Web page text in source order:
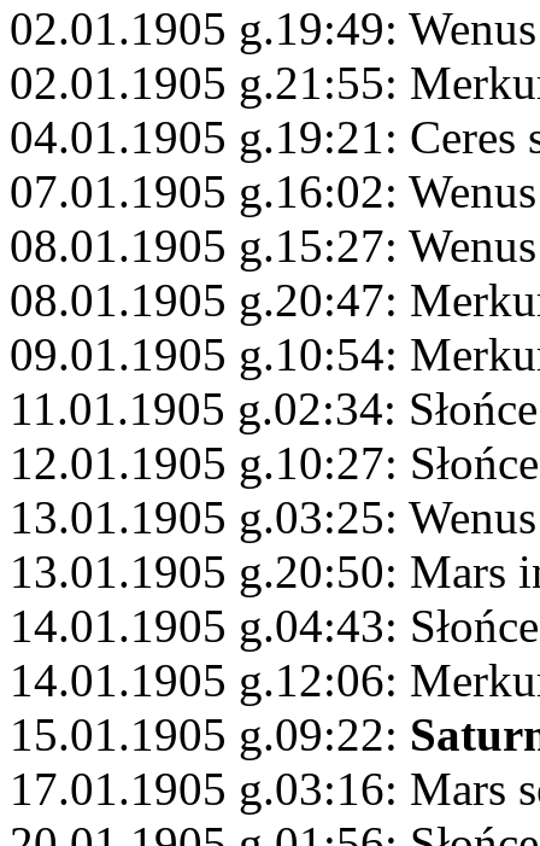
02.01.1905 g.19:49:
02.01.1905 g.21:55:
04.01.1905 g.19:21: Ceres
07.01.1905 g.16:02:
08.01.1905 g.15:27:
08.01.1905 g.20:47:
09.01.1905 g.10:54:
11.01.1905 g.02:34:
12.01.1905 g.10:27:
13.01.1905 g.03:25:
13.01.1905 g.20:50: Mars
14.01.1905 g.04:43:
14.01.1905 g.12:06:
15.01.1905 g.09:22:
17.01.1905 g.03:16: Mars